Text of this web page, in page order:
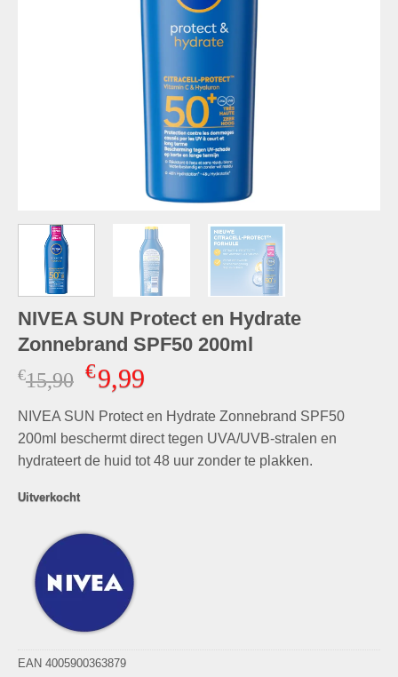
NIVEA SUN Protect en Hydrate
Zonnebrand SPF50 200ml
€15,90 Oorspronkelijke
prijs
was:
€15,90.
€9,99Huidige
is:
€9,99.
NIVEA SUN Protect en Hydrate Zonnebrand SPF50
200ml beschermt direct tegen UVA/UVB-stralen en
hydrateert de huid tot 48 uur zonder te plakken.
Uitverkocht
EAN 4005900363879